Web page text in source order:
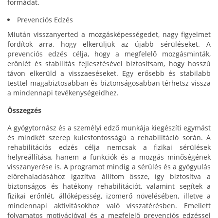
formádat.
Prevenciós Edzés
Miután visszanyerted a mozgásképességedet, nagy figyelmet
fordítok arra, hogy elkerüljük az újabb sérüléseket. A
prevenciós edzés célja, hogy a megfelelő mozgásminták,
erőnlét és stabilitás fejlesztésével biztosítsam, hogy hosszú
távon elkerüld a visszaeséseket. Egy erősebb és stabilabb
testtel magabiztosabban és biztonságosabban térhetsz vissza
a mindennapi tevékenységeidhez.
Összegzés
A gyógytornász és a személyi edző munkája kiegészíti egymást
és mindkét szerep kulcsfontosságú a rehabilitáció során. A
rehabilitációs edzés célja nemcsak a fizikai sérülések
helyreállítása, hanem a funkciók és a mozgás minőségének
visszanyerése is. A programot mindig a sérülés és a gyógyulás
előrehaladásához igazítva állítom össze, így biztosítva a
biztonságos és hatékony rehabilitációt, valamint segítek a
fizikai erőnlét, állóképesség, izomerő növelésében, illetve a
mindennapi aktivitásokhoz való visszatérésben. Emellett
folyamatos motivációval és a megfelelő prevenciós edzéssel